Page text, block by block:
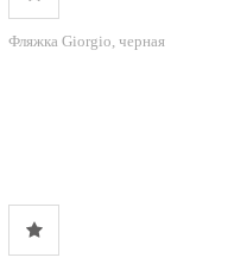
Фляжка Giorgio, черная